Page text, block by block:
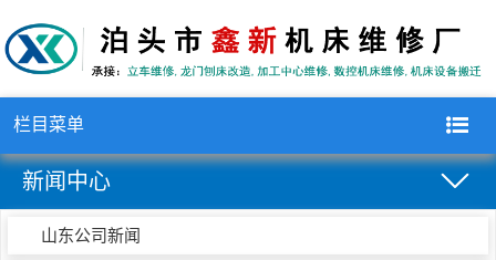
栏目菜单
新闻中心
山东公司新闻